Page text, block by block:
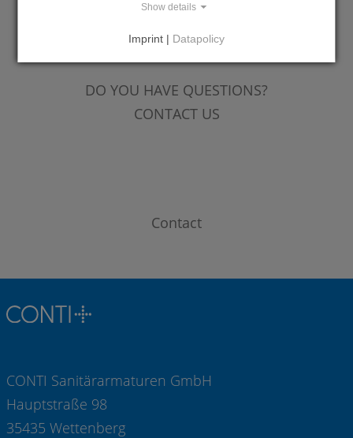
REFERENCES
DO YOU HAVE QUESTIONS?
CONTACT US
Contact
CONTI Sanitärarmaturen GmbH
Hauptstraße 98
35435 Wettenberg
Show details
Imprint | Datapolicy